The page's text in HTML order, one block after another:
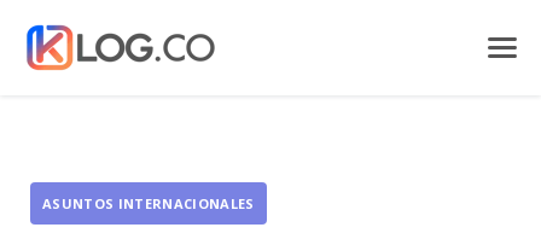
ASUNTOS INTERNACIONALES